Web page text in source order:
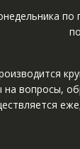
по
на вопросы,